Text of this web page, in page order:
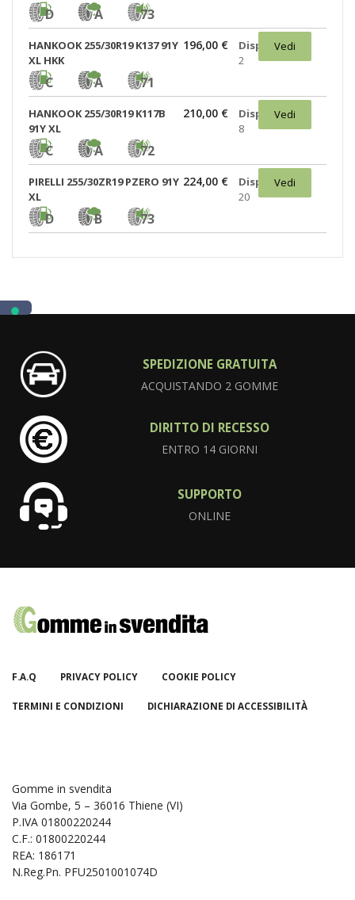
D A 73
HANKOOK 255/30R19 K137 91Y
XL HKK
C A 71
196,00 €
Disponibili:
2
Vedi
HANKOOK 255/30R19 K117B
91Y XL
C A 72
210,00 €
Disponibili:
8
Vedi
PIRELLI 255/30ZR19 PZERO 91Y
XL
D B 73
224,00 €
Disponibili:
20
Vedi
SPEDIZIONE GRATUITA
ACQUISTANDO 2 GOMME
DIRITTO DI RECESSO
ENTRO 14 GIORNI
SUPPORTO
ONLINE
F.A.Q PRIVACY POLICY COOKIE POLICY
TERMINI E CONDIZIONI DICHIARAZIONE DI ACCESSIBILITÀ
Gomme in svendita
Via Gombe, 5 – 36016 Thiene (VI)
P.IVA 01800220244
C.F.: 01800220244
REA: 186171
N.Reg.Pn. PFU2501001074D